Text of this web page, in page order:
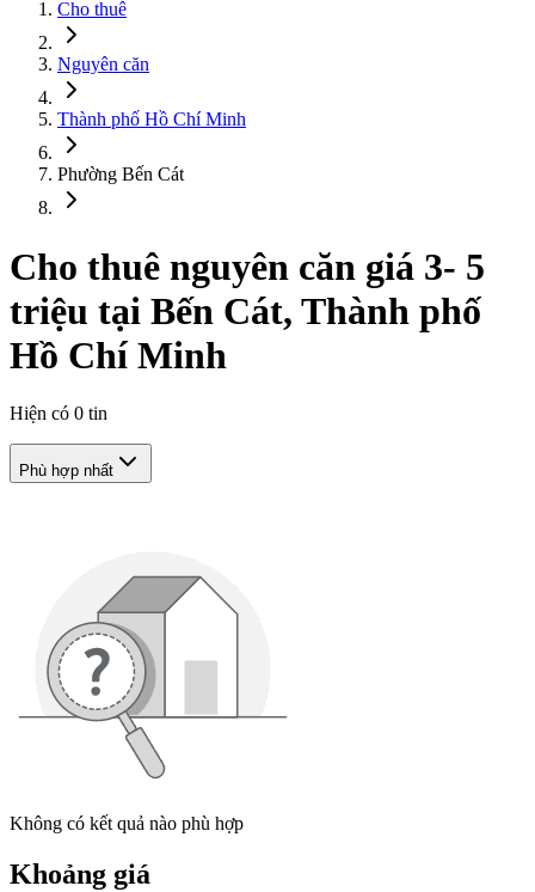
Cho thuê
Nguyên căn
Thành phố Hồ Chí Minh
Phường Bến Cát
Cho thuê nguyên căn giá 3- 5
triệu tại Bến Cát, Thành phố
Hồ Chí Minh
Hiện có 0 tin
Phù hợp nhất
Không có kết quả nào phù hợp
Khoảng giá